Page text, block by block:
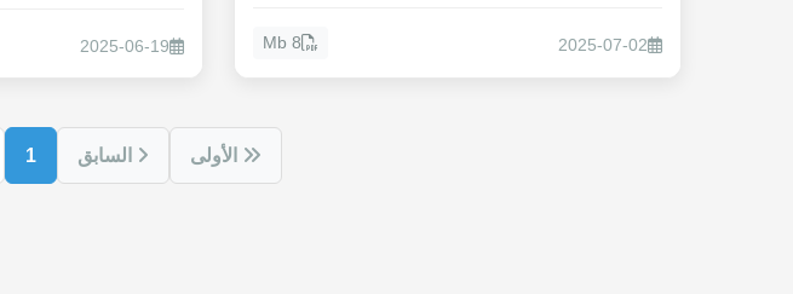
2025-07-02
8 Mb
2025-06-19
الأولى السابق 1